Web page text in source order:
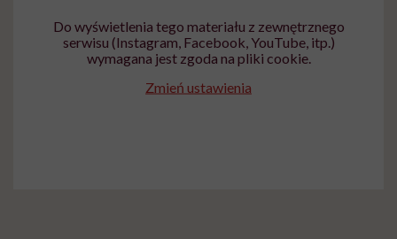
Do wyświetlenia tego materiału z zewnętrznego
serwisu (Instagram, Facebook, YouTube, itp.)
wymagana jest zgoda na pliki cookie.
Zmień ustawienia